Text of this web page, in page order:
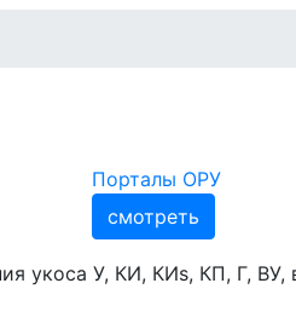
Порталы ОРУ
смотреть
укоса У, КИ, КИs, КП, Г, ВУ,